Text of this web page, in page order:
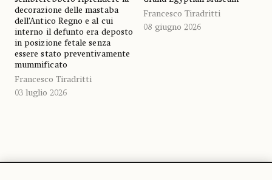
decorazione delle mastaba
dell’Antico Regno e al cui
interno il defunto era deposto
in posizione fetale senza
essere stato preventivamente
mummificato
Francesco Tiradritti
03 luglio 2026
Francesco Tiradritti
08 giugno 2026